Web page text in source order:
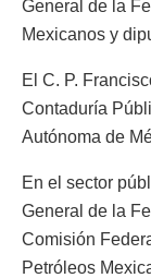
General de la
Mexicanos y
El C. P.
Contaduría
Autónoma de
En el sector
General de la
Comisión
Petróleos